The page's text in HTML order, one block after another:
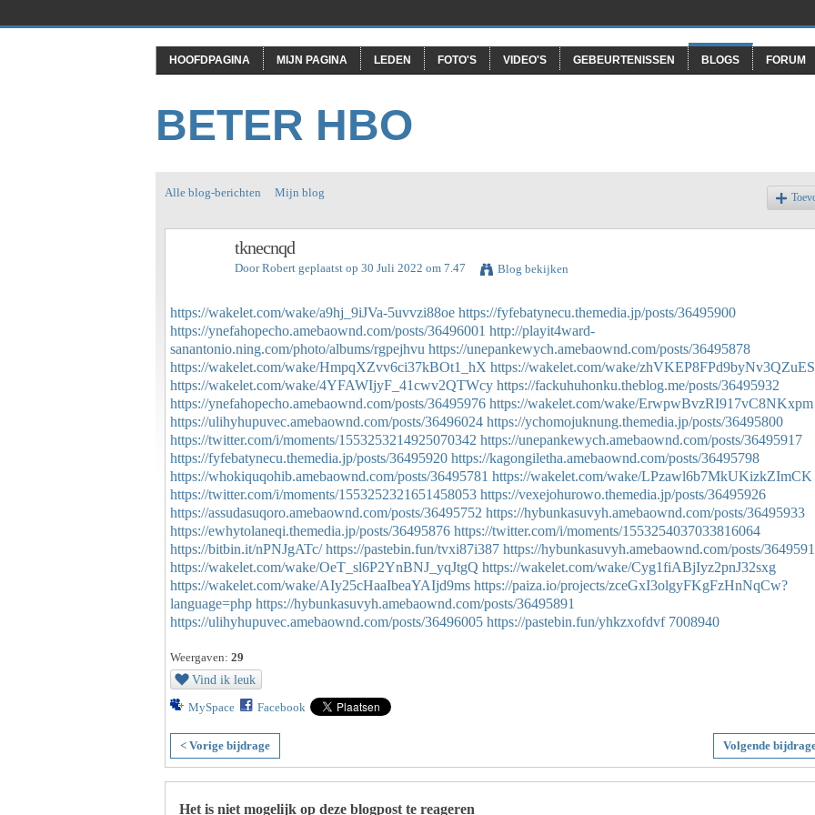
HOOFDPAGINA MIJN PAGINA LEDEN FOTO'S VIDEO'S GEBEURTENISSEN BLOGS FORUM
BETER HBO
Alle blog-berichten Mijn blog
tknecnqd
DoorRobert geplaatst op 30 Juli 2022 om 7.47 Blog bekijken
https://wakelet.com/wake/a9hj_9iJVa-5uvvzi88oe https://fyfebatynecu.themedia.jp/posts/36495900
https://ynefahopecho.amebaownd.com/posts/36496001 http://playit4ward-
sanantonio.ning.com/photo/albums/rgpejhvu https://unepankewych.amebaownd.com/posts/36495878
https://wakelet.com/wake/HmpqXZvv6ci37kBOt1_hX https://wakelet.com/wake/zhVKEP8FPd9byNv3QZuES
https://wakelet.com/wake/4YFAWIjyF_41cwv2QTWcy https://fackuhuhonku.theblog.me/posts/36495932
https://ynefahopecho.amebaownd.com/posts/36495976 https://wakelet.com/wake/ErwpwBvzRI917vC8NKxpm
https://ulihyhupuvec.amebaownd.com/posts/36496024 https://ychomojuknung.themedia.jp/posts/36495800
https://twitter.com/i/moments/1553253214925070342 https://unepankewych.amebaownd.com/posts/36495917
https://fyfebatynecu.themedia.jp/posts/36495920 https://kagongiletha.amebaownd.com/posts/36495798
https://whokiquqohib.amebaownd.com/posts/36495781 https://wakelet.com/wake/LPzawl6b7MkUKizkZImCK
https://twitter.com/i/moments/1553252321651458053 https://vexejohurowo.themedia.jp/posts/36495926
https://assudasuqoro.amebaownd.com/posts/36495752 https://hybunkasuvyh.amebaownd.com/posts/36495933
https://ewhytolaneqi.themedia.jp/posts/36495876 https://twitter.com/i/moments/1553254037033816064
https://bitbin.it/nPNJgATc/ https://pastebin.fun/tvxi87i387 https://hybunkasuvyh.amebaownd.com/posts/
https://wakelet.com/wake/OeT_sl6P2YnBNJ_yqJtgQ https://wakelet.com/wake/Cyg1fiABjIyz2pnJ32sxg
https://wakelet.com/wake/AIy25cHaaIbeaYAIjd9ms https://paiza.io/projects/zceGxI3olgyFKgFzHnNqCw?
language=php https://hybunkasuvyh.amebaownd.com/posts/36495891
https://ulihyhupuvec.amebaownd.com/posts/36496005 https://pastebin.fun/yhkzxofdvf 7008940
Weergaven: 29
Vind ik leuk
MySpace Facebook
< Vorige bijdrage Volgende
Het is niet mogelijk op deze blogpost te reageren